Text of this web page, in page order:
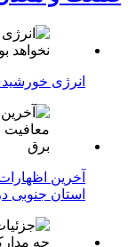
انرژی
استان جنوبی